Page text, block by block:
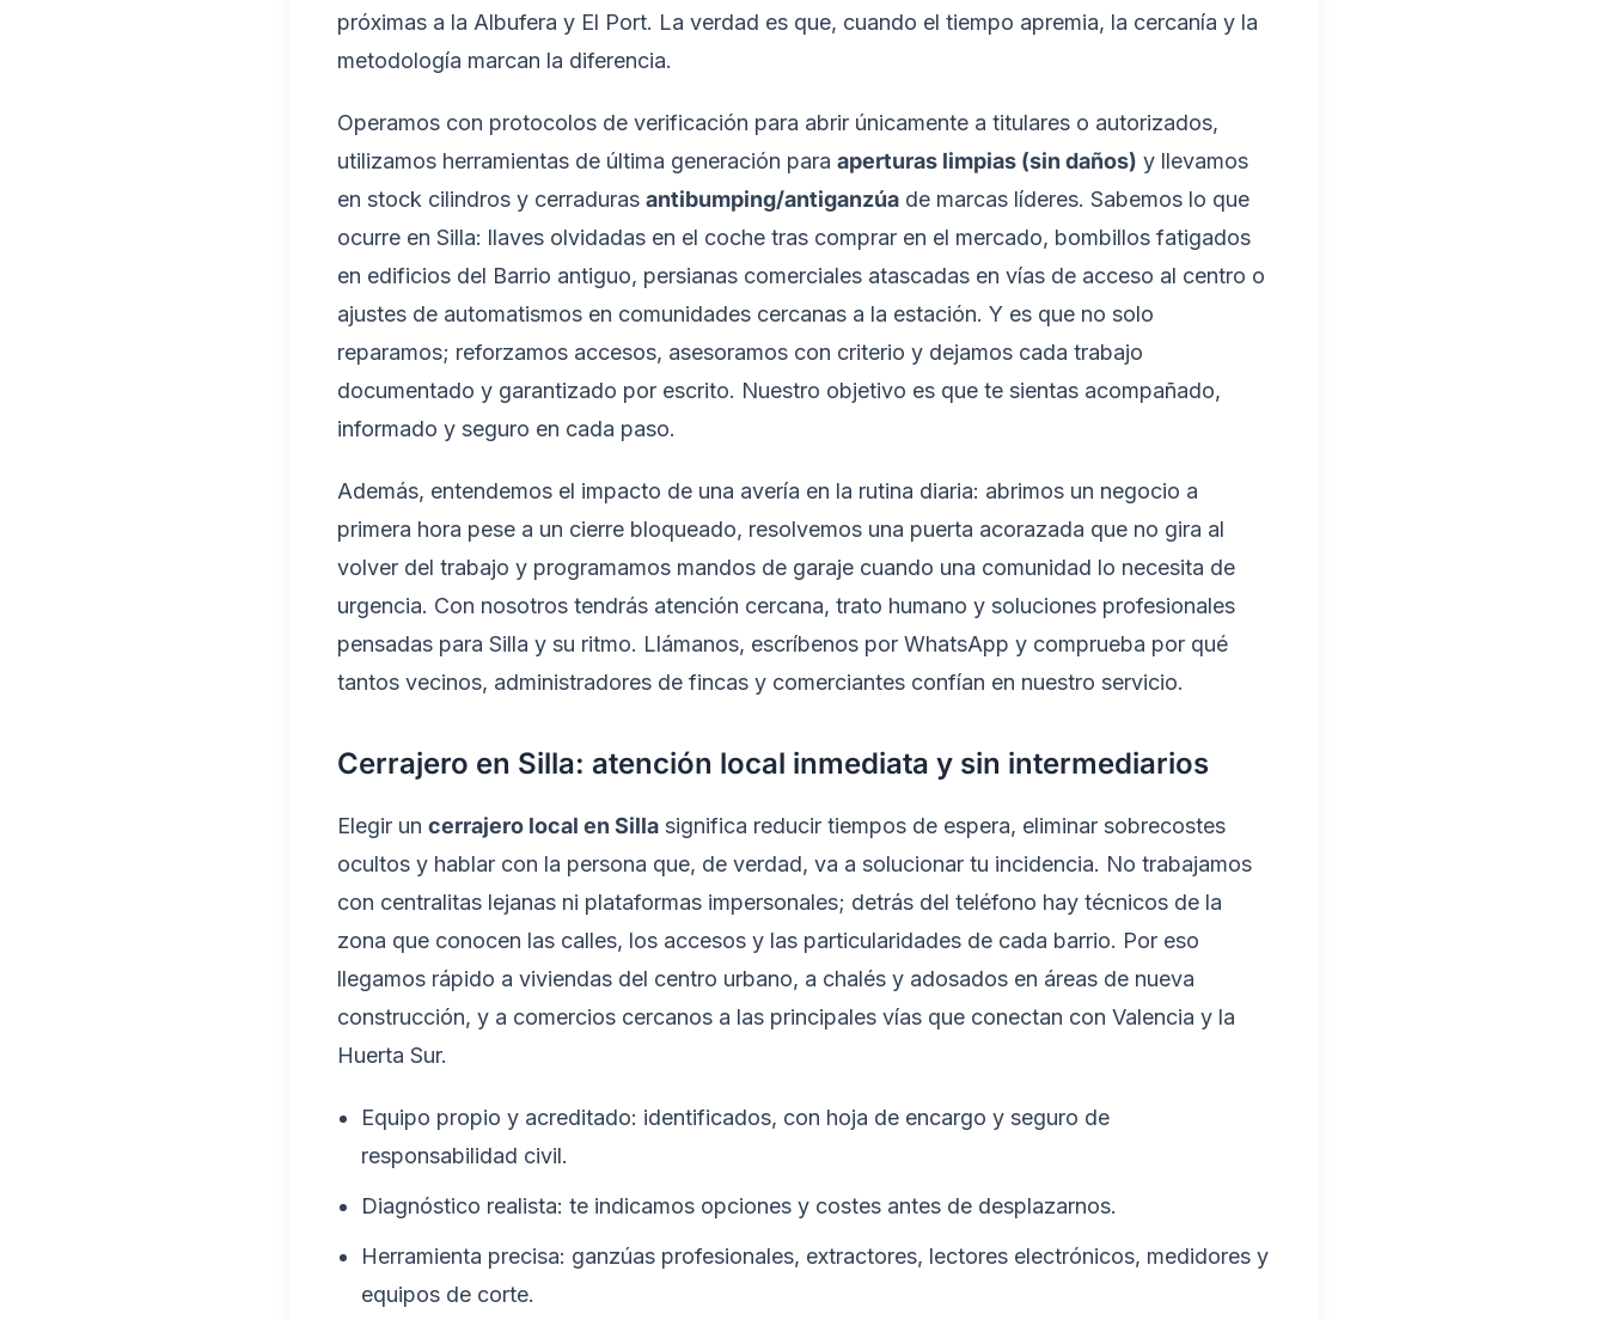
próximas a la Albufera y El Port. La verdad es que, cuando el tiempo apremia, la cercanía y la
metodología marcan la diferencia.
Operamos con protocolos de verificación para abrir únicamente a titulares o autorizados,
utilizamos herramientas de última generación para aperturas limpias (sin daños) y llevamos
en stock cilindros y cerraduras antibumping/antiganzúa de marcas líderes. Sabemos lo que
ocurre en Silla: llaves olvidadas en el coche tras comprar en el mercado, bombillos fatigados
en edificios del Barrio antiguo, persianas comerciales atascadas en vías de acceso al centro o
ajustes de automatismos en comunidades cercanas a la estación. Y es que no solo
reparamos; reforzamos accesos, asesoramos con criterio y dejamos cada trabajo
documentado y garantizado por escrito. Nuestro objetivo es que te sientas acompañado,
informado y seguro en cada paso.
Además, entendemos el impacto de una avería en la rutina diaria: abrimos un negocio a
primera hora pese a un cierre bloqueado, resolvemos una puerta acorazada que no gira al
volver del trabajo y programamos mandos de garaje cuando una comunidad lo necesita de
urgencia. Con nosotros tendrás atención cercana, trato humano y soluciones profesionales
pensadas para Silla y su ritmo. Llámanos, escríbenos por WhatsApp y comprueba por qué
tantos vecinos, administradores de fincas y comerciantes confían en nuestro servicio.
Cerrajero en Silla: atención local inmediata y sin intermediarios
Elegir un cerrajero local en Silla significa reducir tiempos de espera, eliminar sobrecostes
ocultos y hablar con la persona que, de verdad, va a solucionar tu incidencia. No trabajamos
con centralitas lejanas ni plataformas impersonales; detrás del teléfono hay técnicos de la
zona que conocen las calles, los accesos y las particularidades de cada barrio. Por eso
llegamos rápido a viviendas del centro urbano, a chalés y adosados en áreas de nueva
construcción, y a comercios cercanos a las principales vías que conectan con Valencia y la
Huerta Sur.
Equipo propio y acreditado: identificados, con hoja de encargo y seguro de
responsabilidad civil.
Diagnóstico realista: te indicamos opciones y costes antes de desplazarnos.
Herramienta precisa: ganzúas profesionales, extractores, lectores electrónicos, medidores y
equipos de corte.